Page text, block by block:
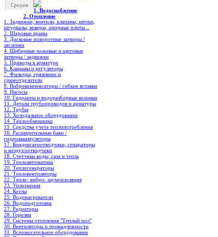
Средам
1. Водоснабжение
2. Отопление
1. Задвижки, вентили, клапаны, штоки,
штурвалы, коверы, опорные плиты...
2. Шаровые краны
3. Дисковые поворотные затворы /
заслонки
4. Шиберные ножевые и щитовые
затворы / задвижки
5. Приводы к арматуре
6. Клапаны и регуляторы
7. Фильтры, грязевики и
грязеотделители
8. Виброкомпенсаторы / гибкие вставки
9. Насосы
10. Гидранты и водоразборные колонки
11. Детали трубопроводов и арматуры
12. Трубы
13. Холодильное oборудование
14. Теплообменники
15. Средства учета теплопотребления
16. Расширительные баки /
гидроаккамуляторы
17. Конденсатоотводчики, сепараторы
и воздухоотводчики
18. Счетчики воды, газа и тепла
19. Теплоавтоматика
20. Теплогенераторы
21. Тепловентиляторы
22. Тепло- вибро- шумоизоляция
23. Уплотнения
24. Котлы
25. Водонагреватели
26. Водоподготовка
27. Радиаторы
28. Горелки
29. Системы отопления "Теплый пол"
30. Вентиляторы и принадлежности
31. Вспомогательное оборудование